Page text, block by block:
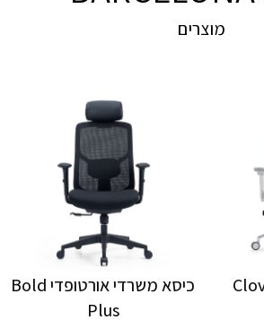
מוצרים
כיסא משרדי אורטופדי Bold
Plus